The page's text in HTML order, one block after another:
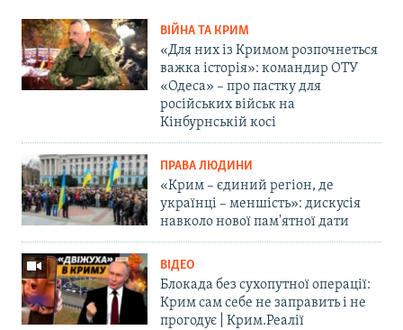
ВІЙНА ТА КРИМ
«Для них із Кримом розпочнеться
важка історія»: командир ОТУ
«Одеса» – про пастку для
російських військ на
Кінбурнській косі
ПРАВА ЛЮДИНИ
«Крим – єдиний регіон, де
українці – меншість»: дискусія
навколо нової пам'ятної дати
ВІДЕО
Блокада без сухопутної операції:
Крим сам себе не заправить і не
прогодує | Крим.Реалії